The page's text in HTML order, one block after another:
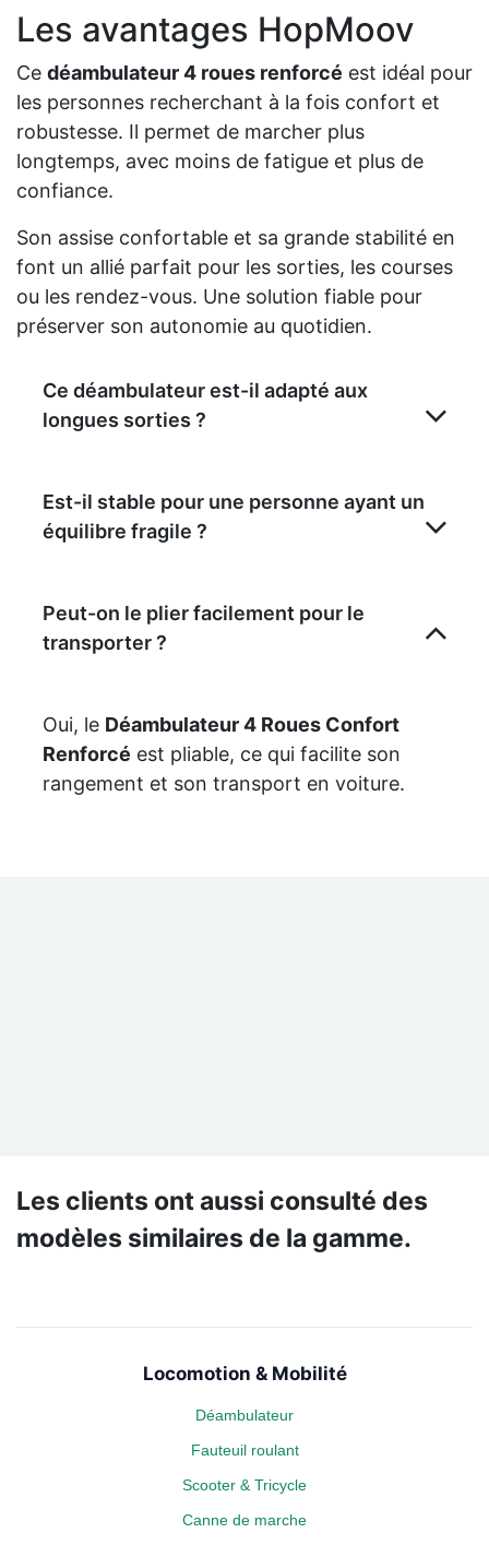
Les avantages HopMoov
Ce déambulateur 4 roues renforcé est idéal pour
les personnes recherchant à la fois confort et
robustesse. Il permet de marcher plus
longtemps, avec moins de fatigue et plus de
confiance.
Son assise confortable et sa grande stabilité en
font un allié parfait pour les sorties, les courses
ou les rendez-vous. Une solution fiable pour
préserver son autonomie au quotidien.
Ce déambulateur est-il adapté aux
longues sorties ?
Est-il stable pour une personne ayant un
équilibre fragile ?
Peut-on le plier facilement pour le
transporter ?
Oui, le Déambulateur 4 Roues Confort
Renforcé est pliable, ce qui facilite son
rangement et son transport en voiture.
Les clients ont aussi consulté des
modèles similaires de la gamme.
Locomotion & Mobilité
Déambulateur
Fauteuil roulant
Scooter & Tricycle
Canne de marche